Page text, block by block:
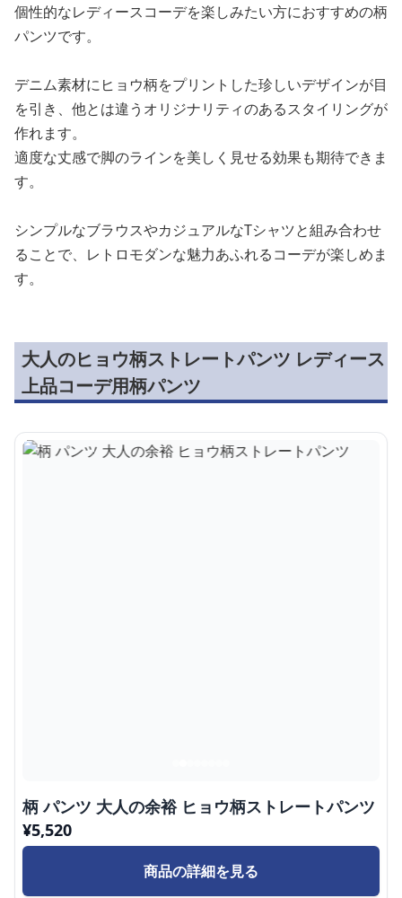
個性的なレディースコーデを楽しみたい方におすすめの柄
パンツです。
デニム素材にヒョウ柄をプリントした珍しいデザインが目
を引き、他とは違うオリジナリティのあるスタイリングが
作れます。
適度な丈感で脚のラインを美しく見せる効果も期待できま
す。
シンプルなブラウスやカジュアルなTシャツと組み合わせ
ることで、レトロモダンな魅力あふれるコーデが楽しめま
す。
大人のヒョウ柄ストレートパンツ レディース
上品コーデ用柄パンツ
柄 パンツ 大人の余裕 ヒョウ柄ストレートパンツ
¥5,520
商品の詳細を見る